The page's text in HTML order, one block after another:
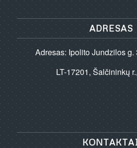
ADRESAS
Adresas: Ipolito Jundzilos g.
LT-17201, Šalčininkų